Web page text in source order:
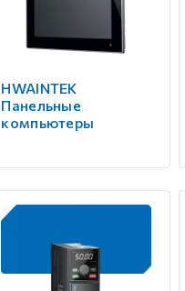
HWAINTEK
Панельные
компьютеры